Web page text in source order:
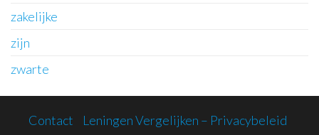
zakelijke
zijn
zwarte
Contact
Leningen Vergelijken – Privacybeleid